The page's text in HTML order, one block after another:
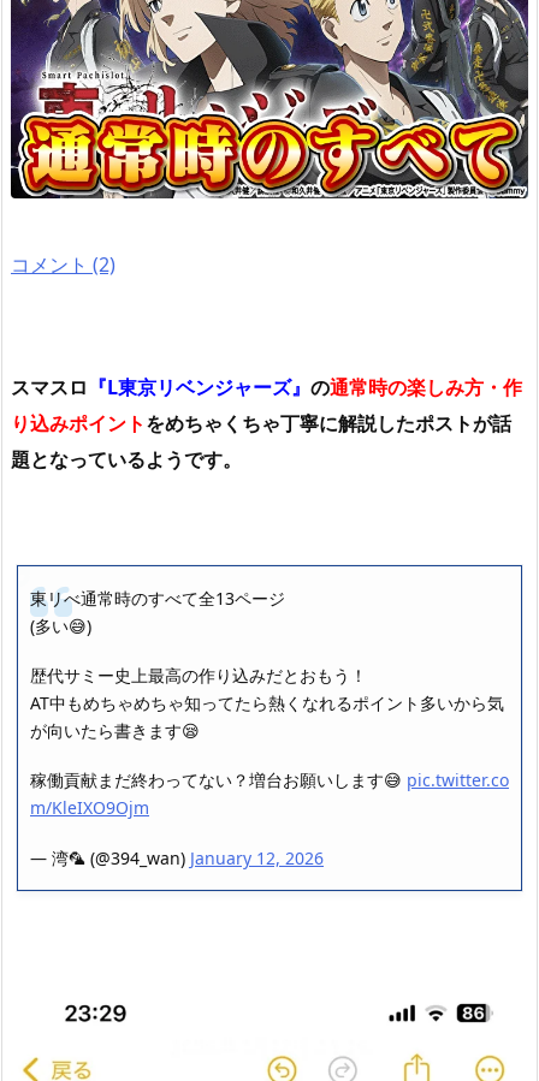
コメント (2)
スマスロ 『L東京リベンジャーズ』 の通常時の楽しみ方・作
り込みポイントをめちゃくちゃ丁寧に解説したポストが話
題となっているようです。
東リべ通常時のすべて全13ページ
(多い😅)
歴代サミー史上最高の作り込みだとおもう！
AT中もめちゃめちゃ知ってたら熱くなれるポイント多いから気
が向いたら書きます😪
稼働貢献まだ終わってない？増台お願いします😅 pic.twitter.co
m/KleIXO9Ojm
— 湾🦜 (@394_wan) January 12, 2026